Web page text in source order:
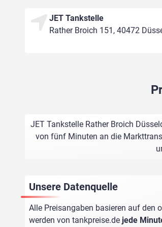
JET Tankstelle
Rather Broich 151, 40472
JET Tankstelle Rather Broich
von fünf Minuten an die
Unsere Datenquelle
Alle Preisangaben basieren auf den
werden von tankpreise.de jede